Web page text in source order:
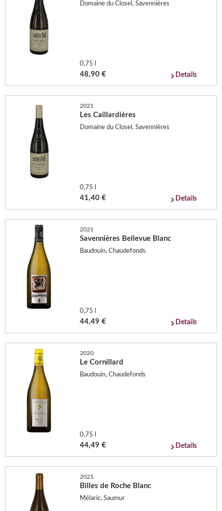
Domaine du Closel, Savennières
0,75 l
48,90 € Details
2021
Les Caillardières
Domaine du Closel, Savennières
0,75 l
41,40 € Details
2021
Savennières Bellevue Blanc
Baudouin, Chaudefonds
0,75 l
44,49 € Details
2020
Le Cornillard
Baudouin, Chaudefonds
0,75 l
44,49 € Details
2021
Billes de Roche Blanc
Mélaric, Saumur